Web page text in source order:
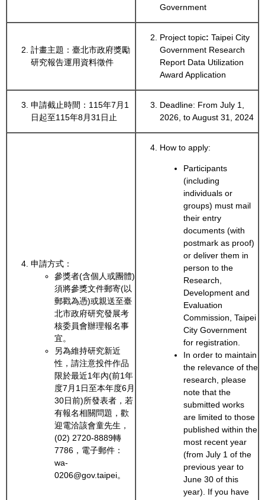
Government
計畫主題：臺北市政府獎勵
研究報告運用資料徵件
Project topic: Taipei City
Government Research
Report Data Utilization
Award Application
申請截止時間：115年7月1
日起至115年8月31日止
Deadline: From July 1,
2026, to August 31, 2024
申請方式：
參獎者(含個人或團體)
須將參獎文件郵寄(以
郵戳為憑)或親送至臺
北市政府研究發展考
核委員會辦理報名事
宜。
另為維持研究新近
性，請注意投件作品
限於最近1年內(前1年
度7月1日至本年度6月
30日前)所發表者，若
有報名相關問題，歡
迎電洽該會童先生，
(02) 2720-8889轉
7786，電子郵件：
wa-
0206@gov.taipei。
How to apply:
Participants
(including
individuals or
groups) must mail
their entry
documents (with
postmark as proof)
or deliver them in
person to the
Research,
Development and
Evaluation
Commission, Taipei
City Government
for registration.
In order to maintain
the relevance of the
research, please
note that the
submitted works
are limited to those
published within the
most recent year
(from July 1 of the
previous year to
June 30 of this
year). If you have